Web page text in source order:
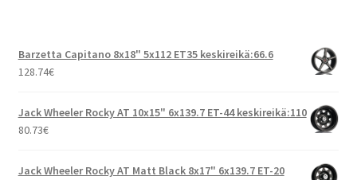
Barzetta Capitano 8x18" 5x112 ET35 keskireikä:66.6
128.74€
Jack Wheeler Rocky AT 10x15" 6x139.7 ET-44 keskireikä:110
80.73€
Jack Wheeler Rocky AT Matt Black 8x17" 6x139.7 ET-20